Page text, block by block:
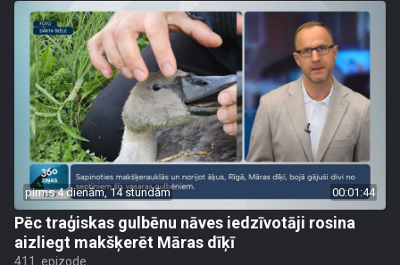
pirms 4 dienām, 14 stundām 00:01:44
Pēc traģiskas gulbēnu nāves iedzīvotāji rosina
aizliegt makšķerēt Māras dīķī
411. epizode